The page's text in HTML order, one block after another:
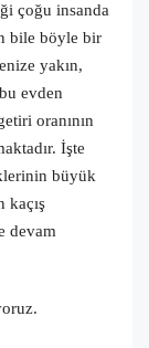
çoğu insanda
bile böyle bir
yakın,
evden
oranının
İşte
büyük
kaçış
devam